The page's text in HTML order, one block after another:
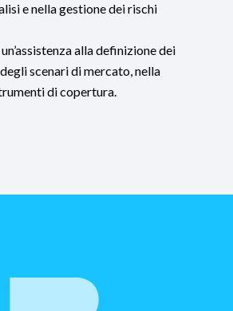
e nella gestione dei rischi
alla definizione dei
scenari di mercato, nella
di copertura.